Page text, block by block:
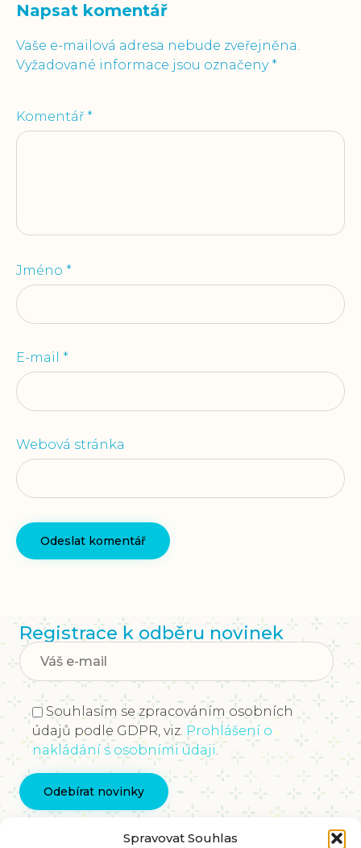
Spravovat Souhlas
Napsat komentář
Vaše e-mailová adresa nebude zveřejněna.
Vyžadované informace jsou označeny *
Komentář *
Jméno *
E-mail *
Webová stránka
Registrace k odběru novinek
Souhlasím se zpracováním osobních
údajů podle GDPR, viz. Prohlášení o
nakládání s osobními údaji.
Kontaktujte nás